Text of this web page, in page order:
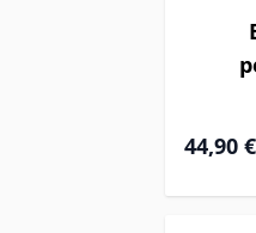
Prix
44,90 €